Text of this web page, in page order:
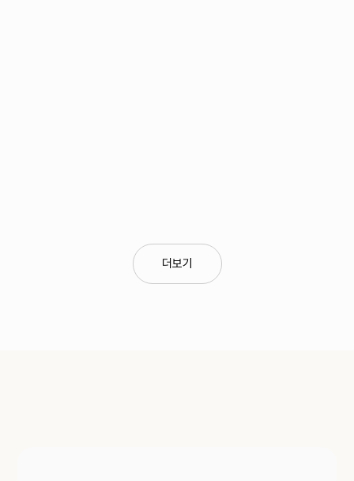
있으며, 흉터의 깊이와 형태에 따라 치료 방법을 고려하게
Q. 흉터 성형술은 어떤 경우에 필요한가요?
더보기